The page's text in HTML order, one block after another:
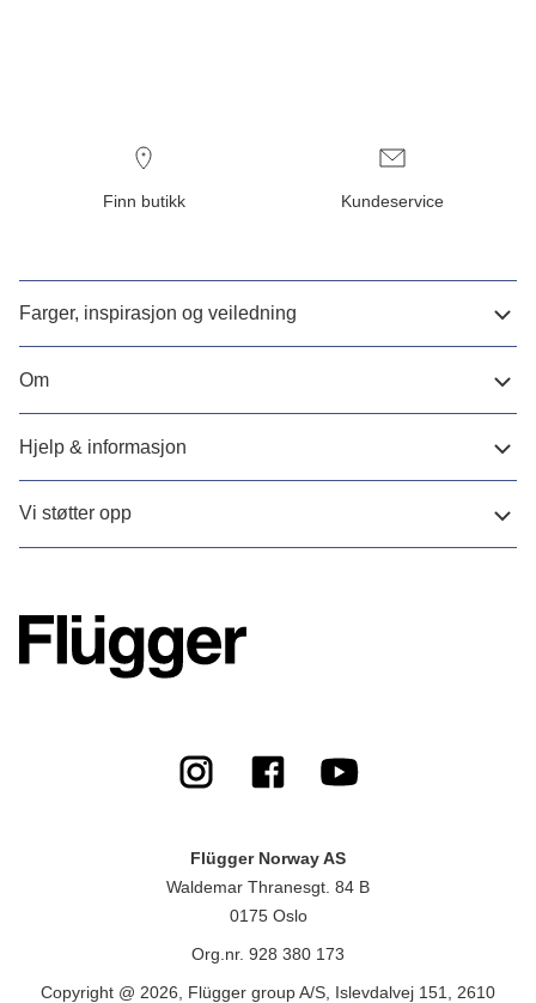
Finn butikk Kundeservice
Farger, inspirasjon og veiledning
Om
Hjelp & informasjon
Vi støtter opp
Flügger Norway AS
Waldemar Thranesgt. 84 B
0175 Oslo
Org.nr. 928 380 173
Copyright @ 2026, Flügger group A/S, Islevdalvej 151, 2610